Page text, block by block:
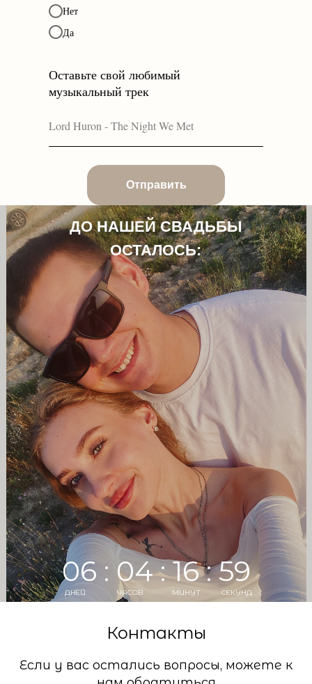
Нет
Да
Оставьте свой любимый
музыкальный трек
Отправить
МИНУТ
ЧАСОВ
ДНЕЙ СЕКУНД
06 : 04 : 16 : 58
ДО НАШЕЙ СВАДЬБЫ
ОСТАЛОСЬ:
Контакты
Если у вас остались вопросы, можете к